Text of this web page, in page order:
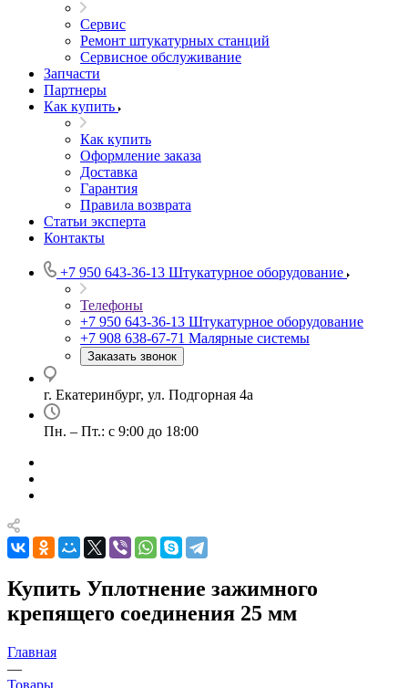
Сервис
Ремонт штукатурных станций
Сервисное обслуживание
Запчасти
Партнеры
Как купить
Как купить
Оформление заказа
Доставка
Гарантия
Правила возврата
Статьи эксперта
Контакты
+7 950 643-36-13 Штукатурное оборудование
Телефоны
+7 950 643-36-13 Штукатурное оборудование
+7 908 638-67-71 Малярные системы
Заказать звонок
г. Екатеринбург, ул. Подгорная 4а
Пн. – Пт.: с 9:00 до 18:00
Купить Уплотнение зажимного
крепящего соединения 25 мм
Главная
—
Товары